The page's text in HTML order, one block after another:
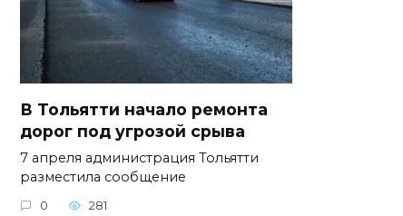
В Тольятти начало ремонта
дорог под угрозой срыва
7 апреля администрация Тольятти
разместила сообщение
0 281